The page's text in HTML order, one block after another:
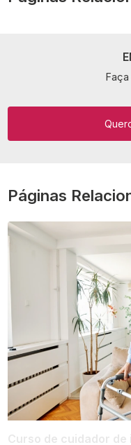
Páginas